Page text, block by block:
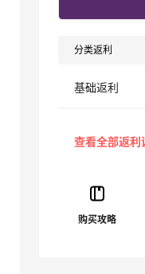
分类返利
基础返利